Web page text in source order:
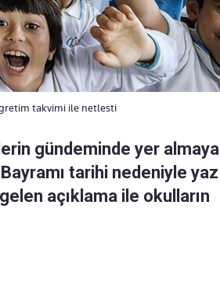
takvimi ile netlesti
gündeminde yer almaya
tarihi nedeniyle yaz
açıklama ile okulların